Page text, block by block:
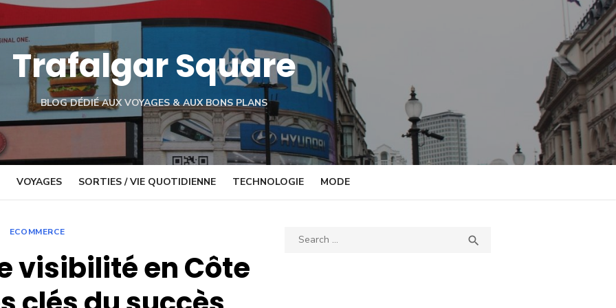
Trafalgar Square
BLOG DÉDIÉ AUX VOYAGES & AUX BONS PLANS
VOYAGES SORTIES / VIE QUOTIDIENNE TECHNOLOGIE MODE
ECOMMERCE
visibilité en Côte
Search
